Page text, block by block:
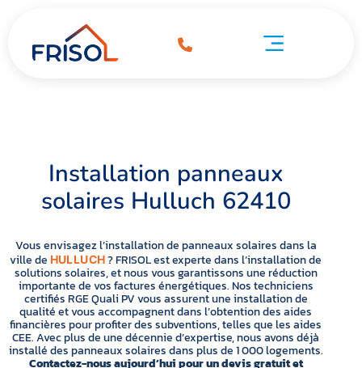
Installation panneaux
solaires Hulluch 62410
Vous envisagez l’installation de panneaux solaires dans la
ville de HULLUCH? FRISOL est experte dans l’installation de
solutions solaires, et nous vous garantissons une réduction
importante de vos factures énergétiques. Nos techniciens
certifiés RGE Quali PV vous assurent une installation de
qualité et vous accompagnent dans l’obtention des aides
financières pour profiter des subventions, telles que les aides
CEE. Avec plus de une décennie d’expertise, nous avons déjà
installé des panneaux solaires dans plus de 1 000 logements.
Contactez-nous aujourd’hui pour un devis gratuit et